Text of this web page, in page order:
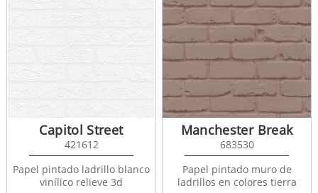
Capitol Street
421612
Papel pintado ladrillo blanco
vinílico relieve 3d
Manchester Break
683530
Papel pintado muro de
ladrillos en colores tierra